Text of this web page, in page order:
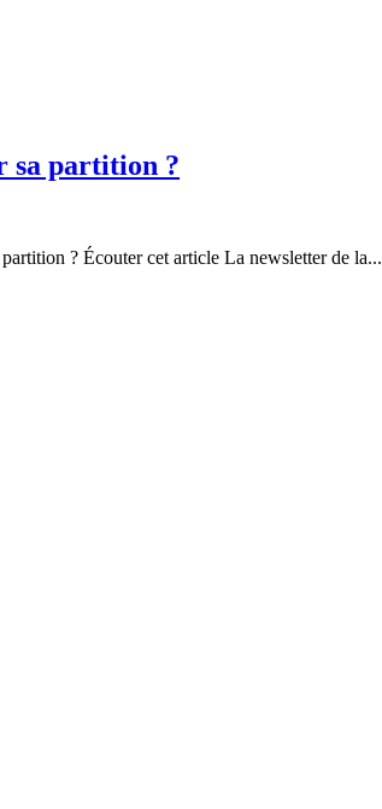
sa partition ?
? Écouter cet article La newsletter de la...